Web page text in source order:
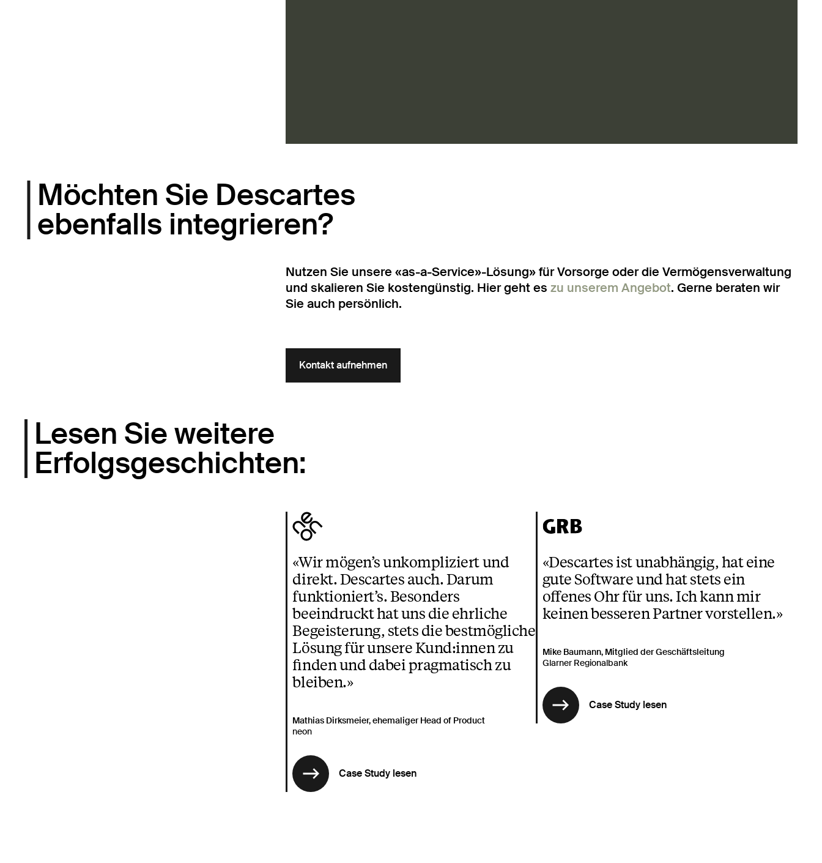
Möchten Sie Descartes
ebenfalls integrieren?
Nutzen Sie unsere «as-a-Service»-Lösung» für Vorsorge oder die Vermögensverwaltung
und skalieren Sie kostengünstig. Hier geht eszu unserem Angebot. Gerne beraten wir
Sie auch persönlich.
Kontakt aufnehmen
Lesen Sie weitere
Erfolgsgeschichten:
«Wir mögen’s unkompliziert und
direkt. Descartes auch. Darum
funktioniert’s. Besonders
beeindruckt hat uns die ehrliche
Begeisterung, stets die bestmögliche
Lösung für unsere Kund:innen zu
finden und dabei pragmatisch zu
bleiben.»
Mathias Dirksmeier, ehemaliger Head of Product
neon
Case Study lesen
«Descartes ist unabhängig, hat eine
gute Software und hat stets ein
offenes Ohr für uns. Ich kann mir
keinen besseren Partner vorstellen.»
Mike Baumann, Mitglied der Geschäftsleitung
Glarner Regionalbank
Case Study lesen